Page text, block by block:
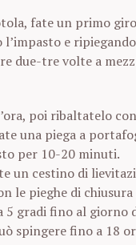
fate un primo
e
due-tre volte a
poi ribaltatelo con
una piega a
per 10-20 minuti.
un cestino di
le pieghe di
5 gradi fino al giorno
spingere fino a 18
to cancel.